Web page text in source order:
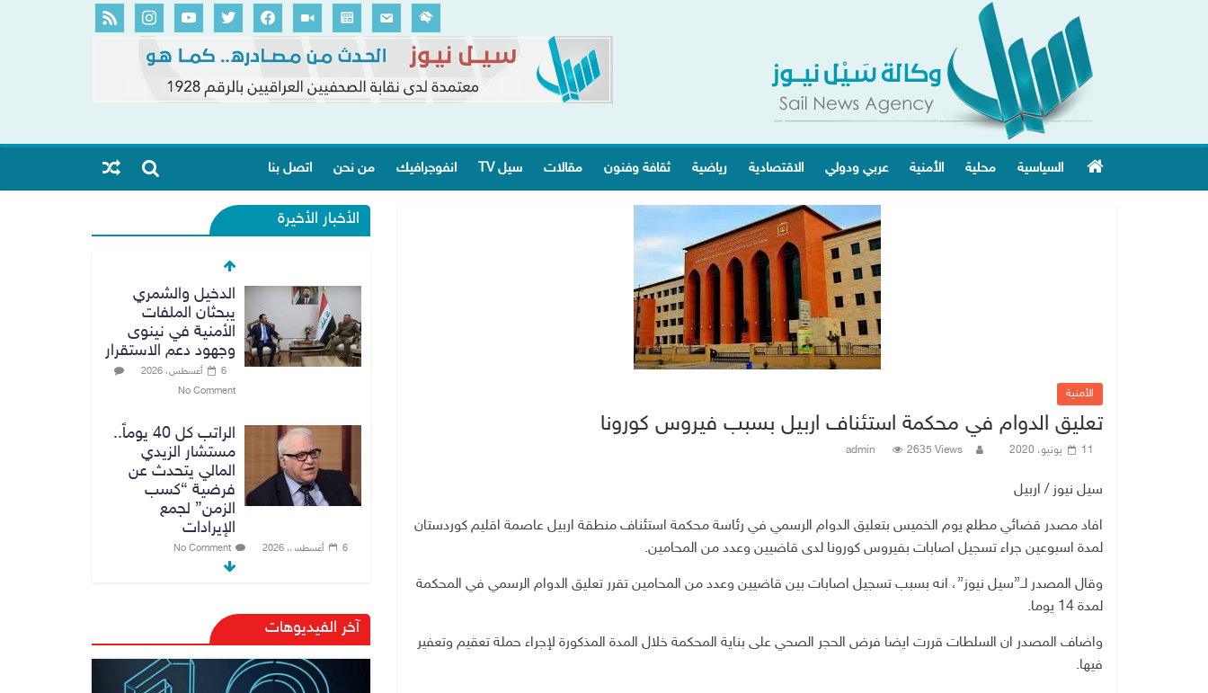
السياسية محلية الأمنية عربي ودولي الاقتصادية رياضية ثقافة وفنون مقالات سيل TV انفوجرافيك من نحن اتصل بنا
الأمنية
تعليق الدوام في محكمة استئناف اربيل بسبب فيروس كورونا
11 يونيو، 2020 admin 2635 Views
سيل نيوز / اربيل
افاد مصدر قضائي مطلع يوم الخميس بتعليق الدوام الرسمي في رئاسة محكمة استئناف منطقة اربيل عاصمة اقليم كوردستان
لمدة اسبوعين جراء تسجيل اصابات بفيروس كورونا لدى قاضيين وعدد من المحامين.
وقال المصدر لــ”سيل نيوز”، انه بسبب تسجيل اصابات بين قاضيين وعدد من المحامين تقرر تعليق الدوام الرسمي في المحكمة
لمدة 14 يوما.
واضاف المصدر ان السلطات قررت ايضا فرض الحجر الصحي على بناية المحكمة خلال المدة المذكورة لإجراء حملة تعقيم وتعفير
فيها.
الأخبار الأخيرة
الدخيل والشمري
يبحثان الملفات
الأمنية في نينوى
وجهود دعم الاستقرار
6 أغسطس، 2026
No Comment
الراتب كل 40 يوماً..
مستشار الزيدي
المالي يتحدث عن
فرضية “كسب
الزمن” لجمع
الإيرادات
6 أغسطس، 2026 No Comment
بشأن الوزارات
الشاغرة لحين تسمية
الوزراء
No Comment
آخر الفيديوهات